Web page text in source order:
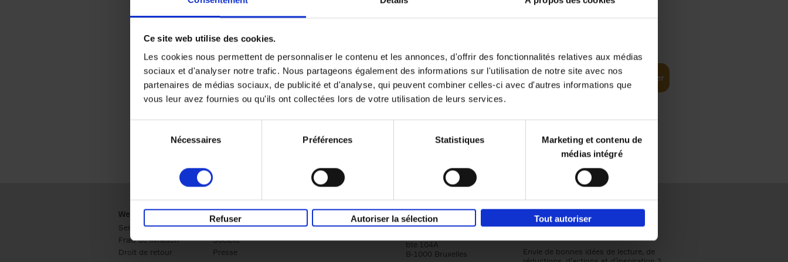
Ce site web utilise des cookies.
Les cookies nous permettent de personnaliser le contenu et les annonces, d'offrir des fonctionnalités relatives aux médias
sociaux et d'analyser notre trafic. Nous partageons également des informations sur l'utilisation de notre site avec nos
partenaires de médias sociaux, de publicité et d'analyse, qui peuvent combiner celles-ci avec d'autres informations que
vous leur avez fournies ou qu'ils ont collectées lors de votre utilisation de leurs services.
Nécessaires Préférences Statistiques
Marketing et contenu de
médias intégré
Refuser Autoriser la sélection Tout autoriser
Planning to Promoting
Clo Willaerts
Couverture souple
352 Ajouter au panier
Webshop
Service clients
Frais de livraison
Droit de retour
Business
Ventes
Société
Presse
Société
Qui sommes-nous?
Éditions Racine
Tour & Taxis
bte 104A
B-1000 Bruxelles
Envie de bonnes idées de lecture, de